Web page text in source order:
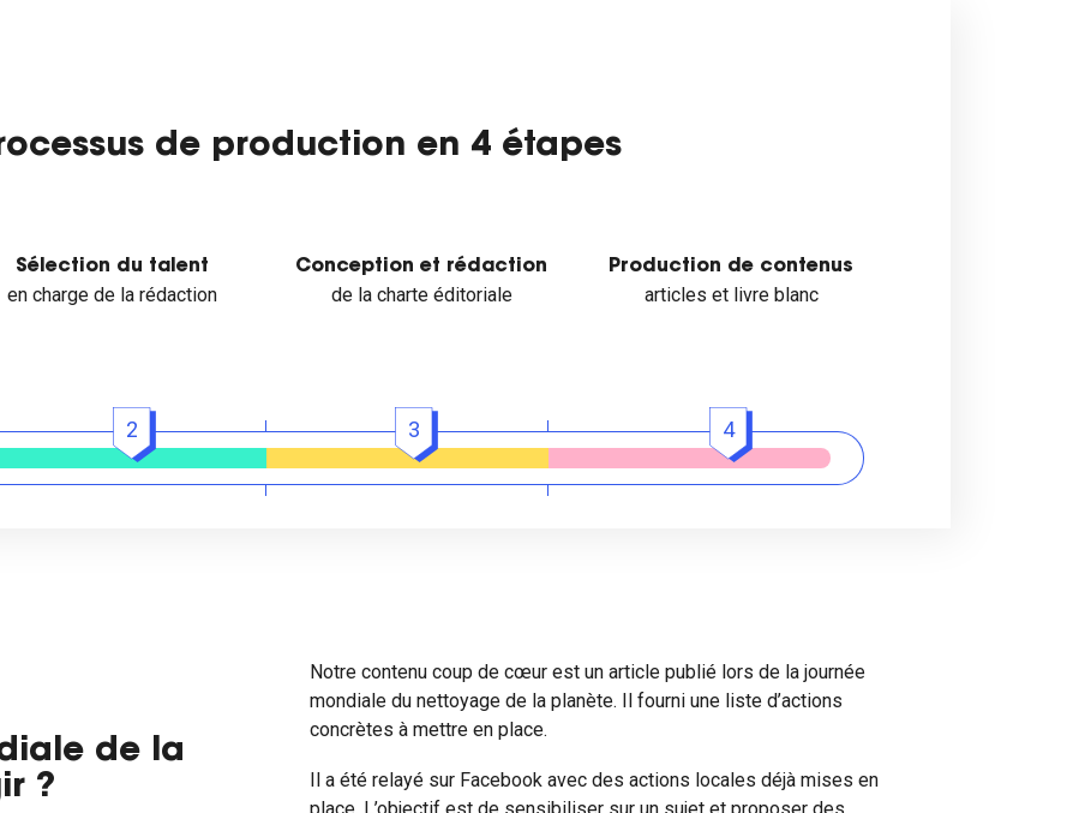
de production en 4 étapes
Sélection du talent
en charge de la rédaction
Conception et rédaction
de la charte éditoriale
Production de contenus
articles et livre blanc
2 3 4
de la
?
Notre contenu coup de cœur est un article publié lors de la journée
mondiale du nettoyage de la planète. Il fourni une liste d’actions
concrètes à mettre en place.
Il a été relayé sur Facebook avec des actions locales déjà mises en